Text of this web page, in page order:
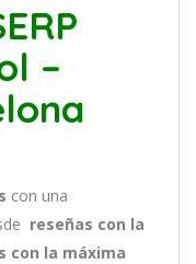
–
con una
reseñas con la
con la máxima